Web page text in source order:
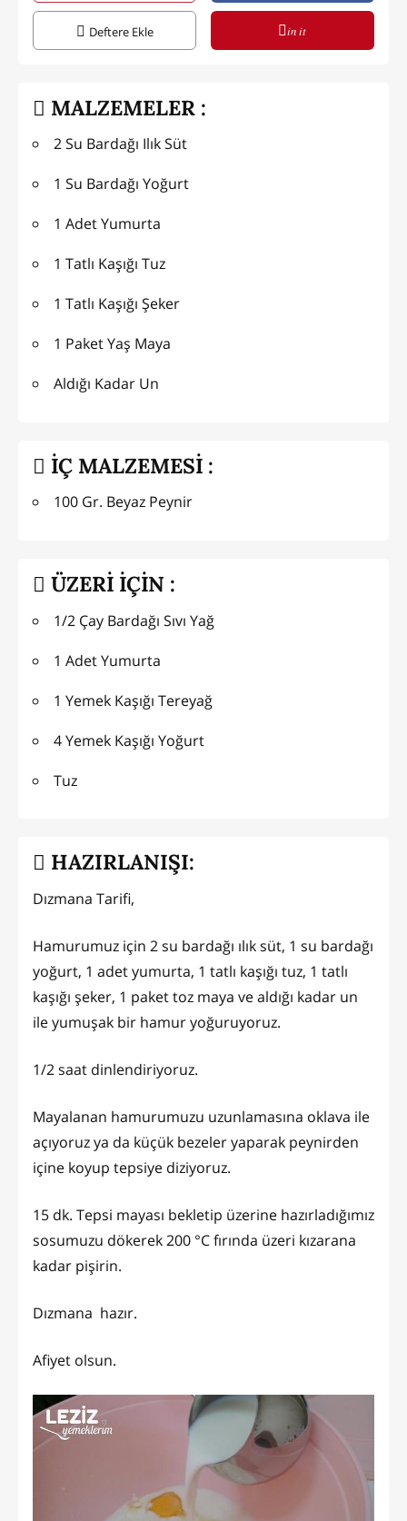
Deftere Ekle in it
MALZEMELER :
2 Su Bardağı Ilık Süt
1 Su Bardağı Yoğurt
1 Adet Yumurta
1 Tatlı Kaşığı Tuz
1 Tatlı Kaşığı Şeker
1 Paket Yaş Maya
Aldığı Kadar Un
İÇ MALZEMESİ :
100 Gr. Beyaz Peynir
ÜZERİ İÇİN :
1/2 Çay Bardağı Sıvı Yağ
1 Adet Yumurta
1 Yemek Kaşığı Tereyağ
4 Yemek Kaşığı Yoğurt
Tuz
HAZIRLANIŞI:
Dızmana Tarifi,
Hamurumuz için 2 su bardağı ılık süt, 1 su bardağı
yoğurt, 1 adet yumurta, 1 tatlı kaşığı tuz, 1 tatlı
kaşığı şeker, 1 paket toz maya ve aldığı kadar un
ile yumuşak bir hamur yoğuruyoruz.
1/2 saat dinlendiriyoruz.
Mayalanan hamurumuzu uzunlamasına oklava ile
açıyoruz ya da küçük bezeler yaparak peynirden
içine koyup tepsiye diziyoruz.
15 dk. Tepsi mayası bekletip üzerine hazırladığımız
sosumuzu dökerek 200 °C fırında üzeri kızarana
kadar pişirin.
Dızmana hazır.
Afiyet olsun.